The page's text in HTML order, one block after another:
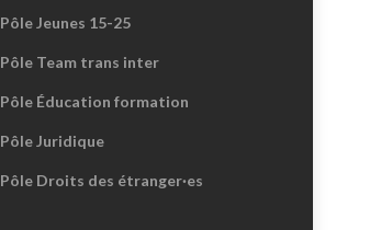
Pôle Jeunes 15-25
Pôle Team trans inter
Pôle Éducation formation
Pôle Juridique
Pôle Droits des étranger·es